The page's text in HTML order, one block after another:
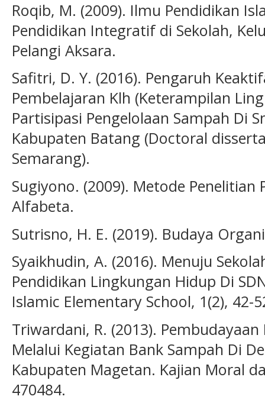
Roqib, M. (2009). Ilmu Pendidikan
Pendidikan Integratif di Sekolah,
Pelangi Aksara.
Safitri, D. Y. (2016). Pengaruh
Pembelajaran Klh (Keterampilan
Partisipasi Pengelolaan Sampah Di
Kabupaten Batang (Doctoral
Semarang).
Sugiyono. (2009). Metode Penelitian
Alfabeta.
Sutrisno, H. E. (2019). Budaya
Syaikhudin, A. (2016). Menuju
Pendidikan Lingkungan Hidup Di
Islamic Elementary School, 1(2), 42-
Triwardani, R. (2013).
Melalui Kegiatan Bank Sampah Di
Kabupaten Magetan. Kajian Moral
470484.